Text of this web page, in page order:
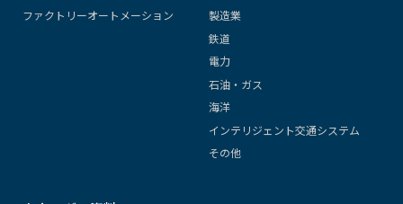
ファクトリーオートメーション
製造業
鉄道
電力
石油・ガス
海洋
インテリジェント交通システム
その他